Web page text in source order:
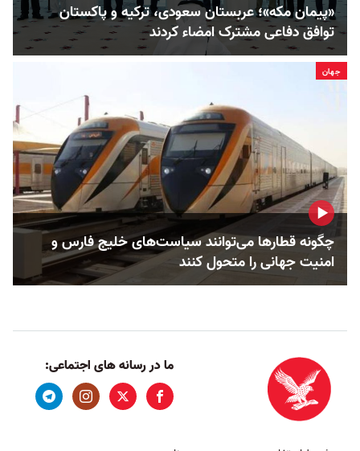
«پیمان مکه»؛ عربستان سعودی، ترکیه و پاکستان
توافق دفاعی مشترک امضاء کردند
جهان
چگونه قطارها می‌توانند سیاست‌های خلیج فارس و
امنیت جهانی را متحول کنند
ما در رسانه های اجتماعی: